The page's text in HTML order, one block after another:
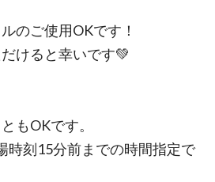
のご使用OKです！
けると幸いです💚
もOKです。
時刻15分前までの時間指定で